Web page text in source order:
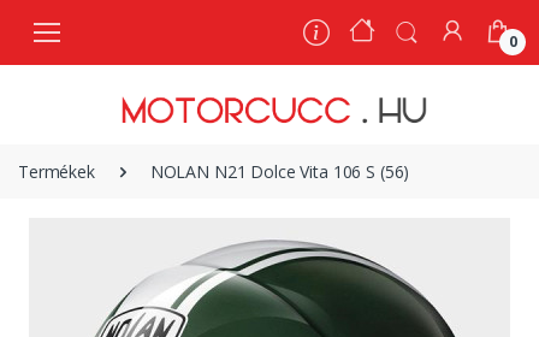
0
Termékek NOLAN N21 Dolce Vita 106 S (56)
0